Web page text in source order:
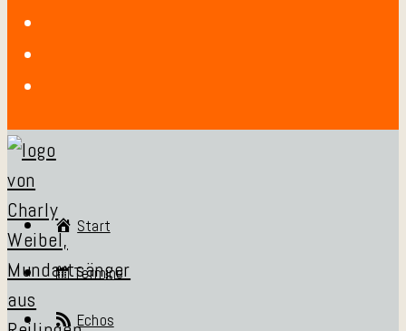
Start
Termine
Echos